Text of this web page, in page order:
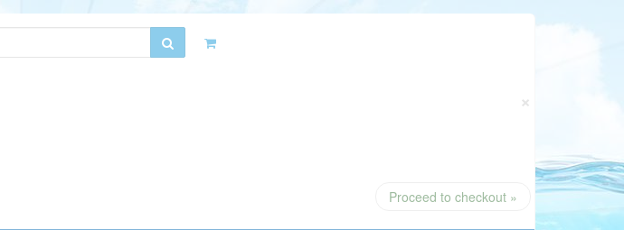
×
Proceed to checkout »